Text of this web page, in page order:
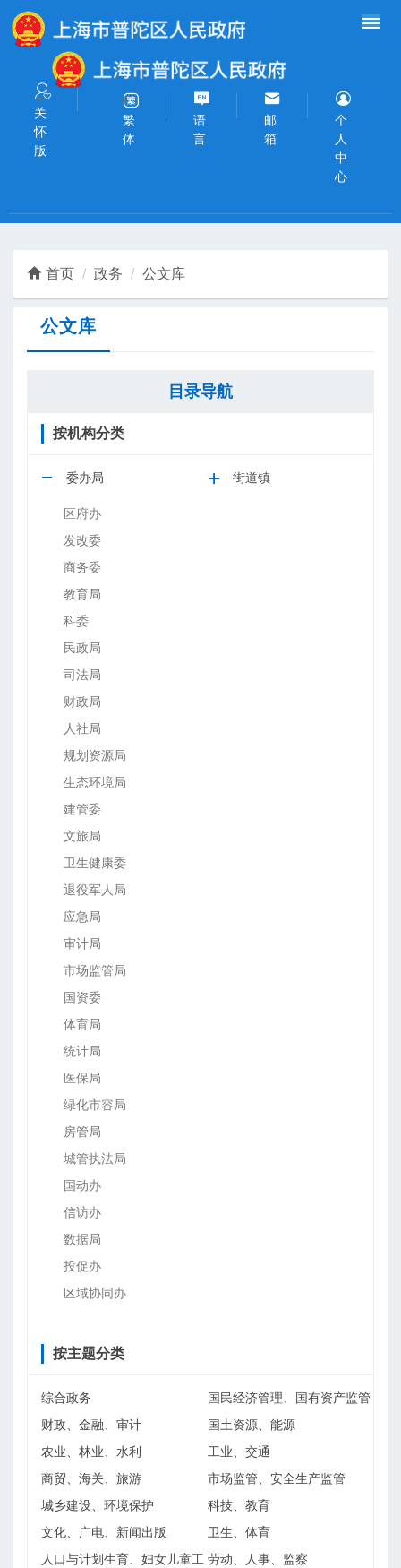
无障碍操作说明
关
怀
版
繁
体
语
言
邮
箱
个
人
中
心
首页 政务 公文库
公文库
目录导航
按机构分类
委办局
区府办
发改委
商务委
教育局
科委
民政局
司法局
财政局
人社局
规划资源局
生态环境局
建管委
文旅局
卫生健康委
退役军人局
应急局
审计局
市场监管局
国资委
体育局
统计局
医保局
绿化市容局
房管局
城管执法局
国动办
信访办
数据局
投促办
区域协同办
街道镇
按主题分类
综合政务
国民经济管理、国有资产监管
财政、金融、审计
国土资源、能源
农业、林业、水利
工业、交通
商贸、海关、旅游
市场监管、安全生产监管
城乡建设、环境保护
科技、教育
文化、广电、新闻出版
卫生、体育
人口与计划生育、妇女儿童工 劳动、人事、监察